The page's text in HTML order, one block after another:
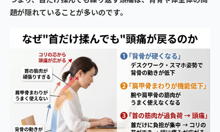
題が隠れていることが多いのです。